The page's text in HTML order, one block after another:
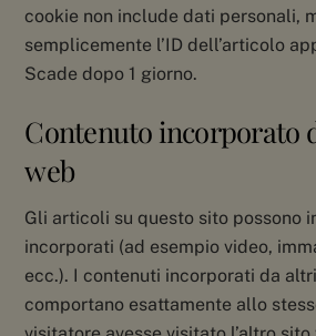
cookie non include dati personali,
semplicemente l’ID dell’articolo
Scade dopo 1 giorno.
Contenuto incorporato
web
Gli articoli su questo sito possono
incorporati (ad esempio video,
ecc.). I contenuti incorporati da
comportano esattamente allo